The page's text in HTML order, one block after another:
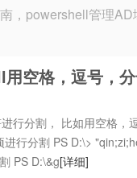
，powershell管理AD
空格，逗号，
行分割， 比如用空格，
行分割 PS D:\>
PS D:\&g[详细]